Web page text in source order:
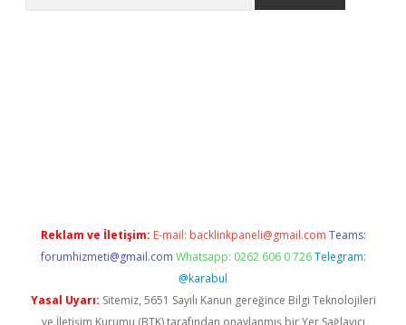
Reklam ve İletişim: E-mail: backlinkpaneli@gmail.com Teams:
forumhizmeti@gmail.com Whatsapp: 0262 606 0 726 Telegram:
@karabul
Yasal Uyarı: Sitemiz, 5651 Sayılı Kanun gereğince Bilgi Teknolojileri
ve İletişim Kurumu (BTK) tarafından onaylanmış bir Yer Sağlayıcı